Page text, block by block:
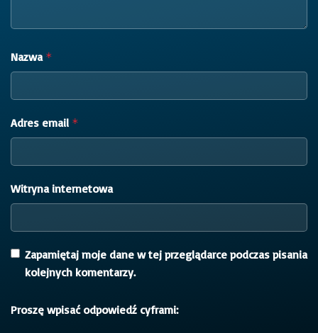
Nazwa *
Adres email *
Witryna internetowa
Zapamiętaj moje dane w tej przeglądarce podczas pisania
kolejnych komentarzy.
Proszę wpisać odpowiedź cyframi: